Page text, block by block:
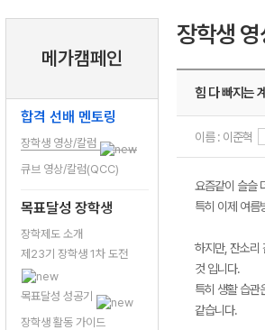
메가캠페인
합격 선배 멘토링
장학생 영상/칼럼
큐브 영상/칼럼(QCC)
목표달성 장학생
장학제도 소개
제23기 장학생 1차 도전
목표달성 성공기
장학생 활동 가이드
장학생
힘 다 빠지는
이름 : 이준혁
요즘같이 슬슬
특히 이제 여름
하지만, 잔소리
것 입니다.
특히 생활 습관
같습니다.